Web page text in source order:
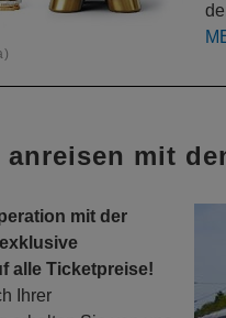
mit
mit der
alle Ticketpreise!
Ihrer